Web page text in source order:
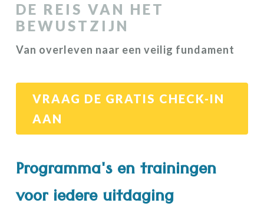
DE REIS VAN HET
BEWUSTZIJN
Van overleven naar een veilig fundament
VRAAG DE GRATIS CHECK-IN
AAN
Programma's en trainingen
voor iedere uitdaging